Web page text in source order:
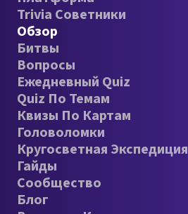
Trivia Советники
Обзор
Битвы
Вопросы
Ежедневный Quiz
Quiz По Темам
Квизы По Картам
Головоломки
Кругосветная Экспедиция
Гайды
Сообщество
Блог